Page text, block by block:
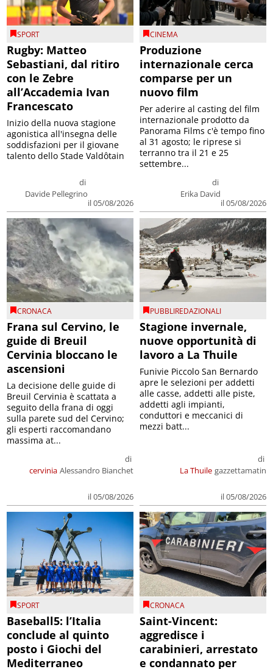
SPORT
Rugby: Matteo
Sebastiani, dal ritiro
con le Zebre
all’Accademia Ivan
Francescato
di
Davide Pellegrino
il 05/08/2026
Inizio della nuova stagione
agonistica all'insegna delle
soddisfazioni per il giovane
talento dello Stade Valdôtain
CINEMA
Produzione
internazionale cerca
comparse per un
nuovo film
di
Erika David
il 05/08/2026
Per aderire al casting del film
internazionale prodotto da
Panorama Films c'è tempo fino
al 31 agosto; le riprese si
terranno tra il 21 e 25
settembre...
CRONACA
Frana sul Cervino, le
guide di Breuil
Cervinia bloccano le
ascensioni
cervinia
di
Alessandro Bianchet
il 05/08/2026
La decisione delle guide di
Breuil Cervinia è scattata a
seguito della frana di oggi
sulla parete sud del Cervino;
gli esperti raccomandano
massima at...
PUBBLIREDAZIONALI
Stagione invernale,
nuove opportunità di
lavoro a La Thuile
La Thuile
di
gazzettamatin
il 05/08/2026
Funivie Piccolo San Bernardo
apre le selezioni per addetti
alle casse, addetti alle piste,
addetti agli impianti,
conduttori e meccanici di
mezzi batt...
SPORT
Baseball5: l’Italia
conclude al quinto
posto i Giochi del
Mediterraneo
CRONACA
Saint-Vincent:
aggredisce i
carabinieri, arrestato
e condannato per